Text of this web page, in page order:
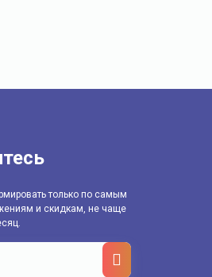
только по самым
и скидкам, не чаще